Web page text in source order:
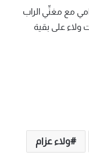
مع مغنِّي الراب
ولاء على بقية
ولاء عزام